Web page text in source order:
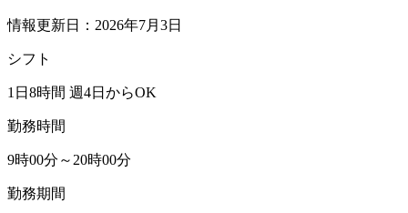
情報更新日：2026年7月3日
シフト
1日8時間 週4日からOK
勤務時間
9時00分～20時00分
勤務期間